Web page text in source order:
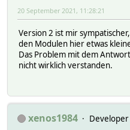
20 September 2021, 11:28:21
Version 2 ist mir
den Modulen hier etwas
Das Problem mit dem
nicht wirklich verstanden.
xenos1984
Developer